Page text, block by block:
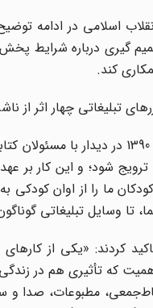
اسلامی در ادامه
گیری درباره شرایط پخش
کند.
تبلیغاتی چهار اثر از
مقام معظم رهبری در سال 1390
ترویج شود؛ و این کار بر
ما را از اوان
تا وسایل تبلیغاتى
کردند: «یکى از
که تأثیرى هم در
مطبوعات، صدا و